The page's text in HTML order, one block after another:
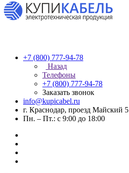
+7 (800) 777-94-78
Назад
Телефоны
+7 (800) 777-94-78
Заказать звонок
info@kupicabel.ru
г. Краснодар, проезд Майский 5
Пн. – Пт.: с 9:00 до 18:00